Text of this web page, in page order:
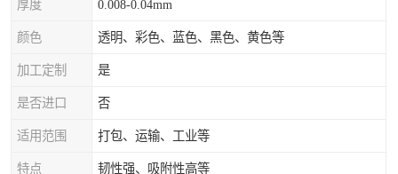
厚度 0.008-0.04mm
颜色 透明、彩色、蓝色、黑色、黄色等
加工定制 是
是否进口 否
适用范围 打包、运输、工业等
特点 韧性强、吸附性高等